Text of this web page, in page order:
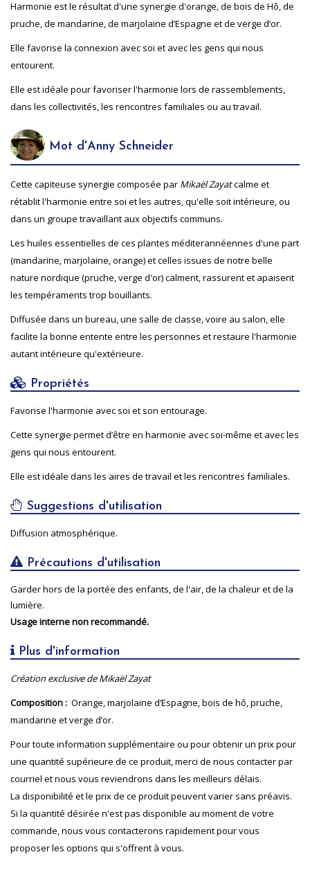
Harmonie est le résultat d'une synergie d'orange, de bois de Hô, de
pruche, de mandarine, de marjolaine d’Espagne et de verge d’or.
Elle favorise la connexion avec soi et avec les gens qui nous
entourent.
Elle est idéale pour favoriser l'harmonie lors de rassemblements,
dans les collectivités, les rencontres familiales ou au travail.
Mot d'Anny Schneider
Cette capiteuse synergie composée par Mikaël Zayatcalme et
rétablit l'harmonie entre soi et les autres, qu'elle soit intérieure, ou
dans un groupe travaillant aux objectifs communs.
Les huiles essentielles de ces plantes méditerannéennes d'une part
(mandarine, marjolaine, orange) et celles issues de notre belle
nature nordique (pruche, verge d'or) calment, rassurent et apaisent
les tempéraments trop bouillants.
Diffusée dans un bureau, une salle de classe, voire au salon, elle
facilite la bonne entente entre les personnes et restaure l'harmonie
autant intérieure qu'extérieure.
Propriétés
Favorise l'harmonie avec soi et son entourage.
Cette synergie permet d’être en harmonie avec soi-même et avec les
gens qui nous entourent.
Elle est idéale dans les aires de travail et les rencontres familiales.
Suggestions d'utilisation
Diffusion atmosphérique.
Précautions d'utilisation
Garder hors de la portée des enfants, de l'air, de la chaleur et de la
lumière.
Usage interne non recommandé.
Plus d'information
Création exclusive de Mikaël Zayat
Composition : Orange, marjolaine d’Espagne, bois de hô, pruche,
mandarine et verge d’or.
Pour toute information supplémentaire ou pour obtenir un prix pour
une quantité supérieure de ce produit, merci de nous contacter par
courriel et nous vous reviendrons dans les meilleurs délais.
La disponibilité et le prix de ce produit peuvent varier sans préavis.
Si la quantité désirée n'est pas disponible au moment de votre
commande, nous vous contacterons rapidement pour vous
proposer les options qui s'offrent à vous.